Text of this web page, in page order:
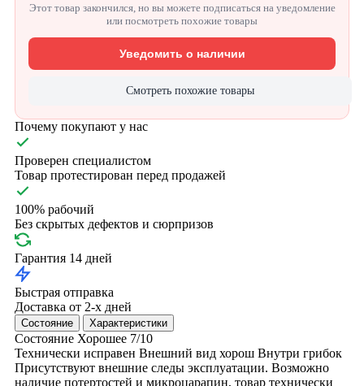
Этот товар закончился, но вы можете подписаться на уведомление
или посмотреть похожие товары
Уведомить о наличии
Смотреть похожие товары
Почему покупают у нас
Проверен специалистом
Товар протестирован перед продажей
100% рабочий
Без скрытых дефектов и сюрпризов
Гарантия 14 дней
Быстрая отправка
Доставка от 2-х дней
Состояние Характеристики
Состояние Хорошее 7/10
Технически исправен Внешний вид хорош Внутри грибок
Присутствуют внешние следы эксплуатации. Возможно
наличие потертостей и микроцарапин, товар технически